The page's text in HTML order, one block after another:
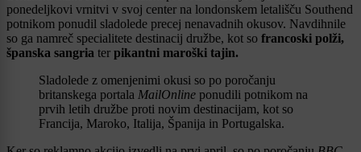
ponedeljkovi vrnitvi v svoj center na londonskem letališču Southend
potnikom ponudil sladolede precej nenavadnih okusov. Navdihnile
so ga namreč specialitete destinacij družbe, kot so francoski polži,
španska sangria ter pikantni maroški tajin.
Sladolede z omenjenimi okusi so po poročanju
britanskega portala MailOnline ponudili potnikom na
prvih letih družbe proti novim destinacijam, kot so
Francija, Maroko, Italija, Španija in Portugalska.